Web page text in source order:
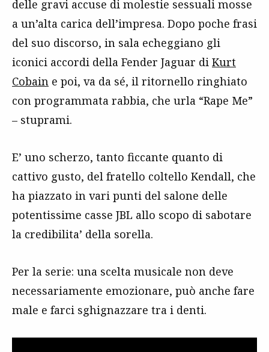
delle gravi accuse di molestie sessuali mosse
a un’alta carica dell’impresa. Dopo poche frasi
del suo discorso, in sala echeggiano gli
iconici accordi della Fender Jaguar di Kurt
Cobain e poi, va da sé, il ritornello ringhiato
con programmata rabbia, che urla “Rape Me”
– stuprami.
E’ uno scherzo, tanto ficcante quanto di
cattivo gusto, del fratello coltello Kendall, che
ha piazzato in vari punti del salone delle
potentissime casse JBL allo scopo di sabotare
la credibilita’ della sorella.
Per la serie: una scelta musicale non deve
necessariamente emozionare, può anche fare
male e farci sghignazzare tra i denti.